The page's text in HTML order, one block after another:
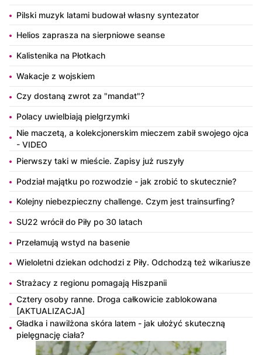
Pilski muzyk latami budował własny syntezator
Helios zaprasza na sierpniowe seanse
Kalistenika na Płotkach
Wakacje z wojskiem
Czy dostaną zwrot za "mandat"?
Polacy uwielbiają pielgrzymki
Nie maczetą, a kolekcjonerskim mieczem zabił swojego ojca
- VIDEO
Pierwszy taki w mieście. Zapisy już ruszyły
Podział majątku po rozwodzie - jak zrobić to skutecznie?
Kolejny niebezpieczny challenge. Czym jest trainsurfing?
SU22 wrócił do Piły po 30 latach
Przełamują wstyd na basenie
Wieloletni dziekan odchodzi z Piły. Odchodzą też wikariusze
Strażacy z regionu pomagają Hiszpanii
Cztery osoby ranne. Droga całkowicie zablokowana
[AKTUALIZACJA]
Gładka i nawilżona skóra latem - jak ułożyć skuteczną
pielęgnację ciała?